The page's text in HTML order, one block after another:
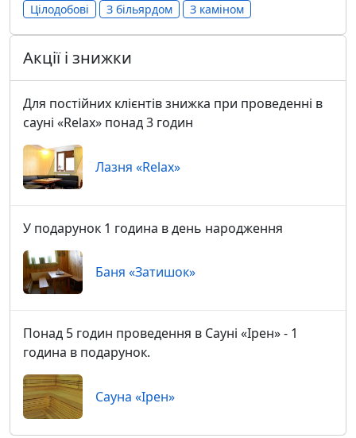
Цілодобові З більярдом З каміном
Акції і знижки
Для постійних клієнтів знижка при проведенні в
сауні «Relax» понад 3 годин
Лазня «Relax»
У подарунок 1 година в день народження
Баня «Затишок»
Понад 5 годин проведення в Сауні «Ірен» - 1
година в подарунок.
Сауна «Ірен»